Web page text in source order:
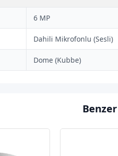
6 MP
Dahili Mikrofonlu (Sesli)
Dome (Kubbe)